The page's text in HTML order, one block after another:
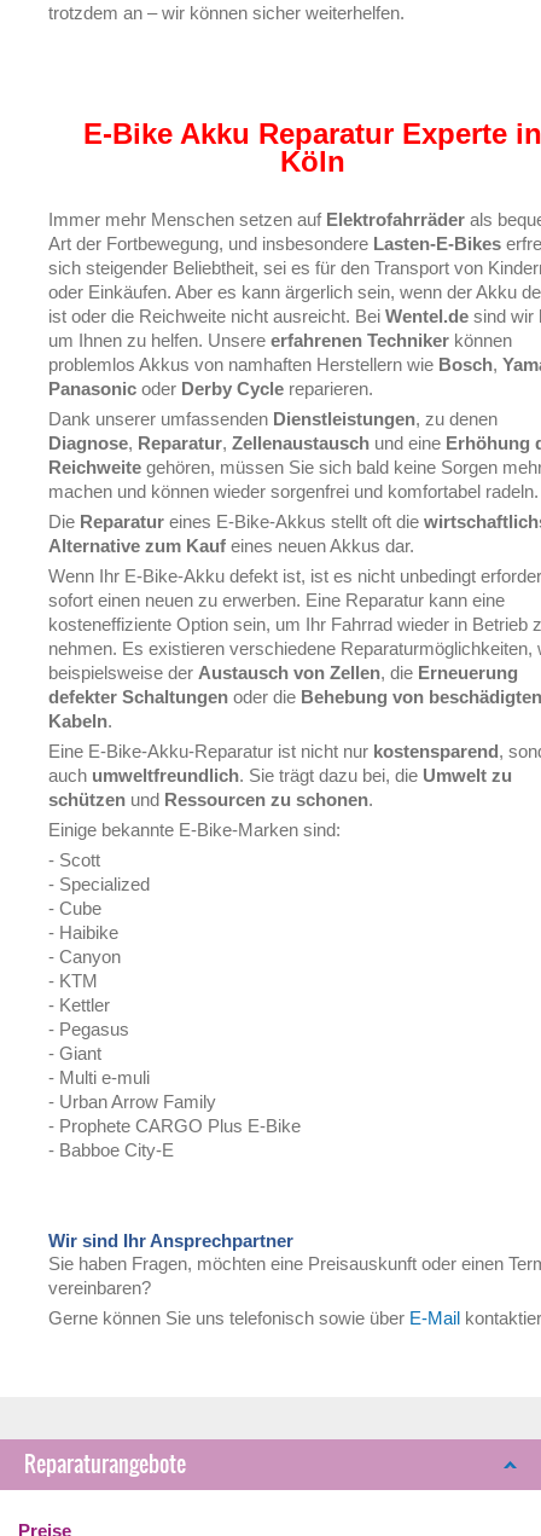
trotzdem an – wir können sicher weiterhelfen.
E-Bike Akku Reparatur Experte in
Köln
Immer mehr Menschen setzen auf Elektrofahrräder als
Art der Fortbewegung, und insbesondere Lasten-E-Bikes
sich steigender Beliebtheit, sei es für den Transport von
oder Einkäufen. Aber es kann ärgerlich sein, wenn der Akku
ist oder die Reichweite nicht ausreicht. Bei Wentel.de sind wir
um Ihnen zu helfen. Unsere erfahrenen Techniker können
problemlos Akkus von namhaften Herstellern wie Bosch,
Panasonic oder Derby Cycle reparieren.
Dank unserer umfassenden Dienstleistungen, zu denen
Diagnose, Reparatur, Zellenaustausch und eine Erhöhung
Reichweite gehören, müssen Sie sich bald keine Sorgen
machen und können wieder sorgenfrei und komfortabel radeln.
Die Reparatur eines E-Bike-Akkus stellt oft die
Alternative zum Kauf eines neuen Akkus dar.
Wenn Ihr E-Bike-Akku defekt ist, ist es nicht unbedingt
sofort einen neuen zu erwerben. Eine Reparatur kann eine
kosteneffiziente Option sein, um Ihr Fahrrad wieder in Betrieb
nehmen. Es existieren verschiedene Reparaturmöglichkeiten,
beispielsweise der Austausch von Zellen, die Erneuerung
defekter Schaltungen oder die Behebung von beschädigten
Kabeln.
Eine E-Bike-Akku-Reparatur ist nicht nur kostensparend,
auch umweltfreundlich. Sie trägt dazu bei, die Umwelt zu
schützen und Ressourcen zu schonen.
Einige bekannte E-Bike-Marken sind:
- Scott
- Specialized
- Cube
- Haibike
- Canyon
- KTM
- Kettler
- Pegasus
- Giant
- Multi e-muli
- Urban Arrow Family
- Prophete CARGO Plus E-Bike
- Babboe City-E
Wir sind Ihr Ansprechpartner
Sie haben Fragen, möchten eine Preisauskunft oder einen
vereinbaren?
Gerne können Sie uns telefonisch sowie über E-Mail
Reparaturangebote
Preise